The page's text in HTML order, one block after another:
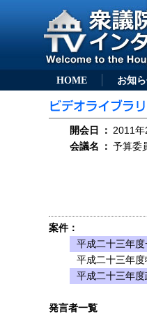
HOME お知
開会日 ： 2011
会議名
： 予算委
案件：
平成二十三年
平成二十三年
平成二十三年
発言者一覧